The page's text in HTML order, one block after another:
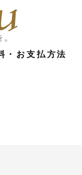
・お支払方法